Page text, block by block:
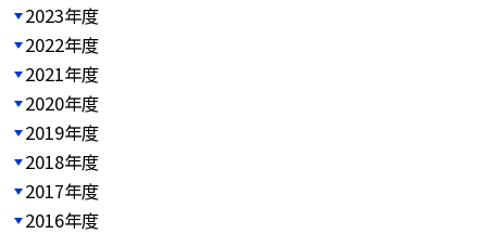
2023年度
2022年度
2021年度
2020年度
2019年度
2018年度
2017年度
2016年度